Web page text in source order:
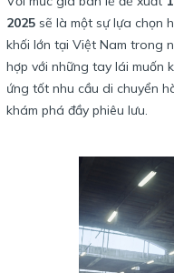
2025 sẽ là một sự lựa chọn
khối lớn tại Việt Nam trong
hợp với những tay lái muốn
ứng tốt nhu cầu di chuyển
khám phá đầy phiêu lưu.